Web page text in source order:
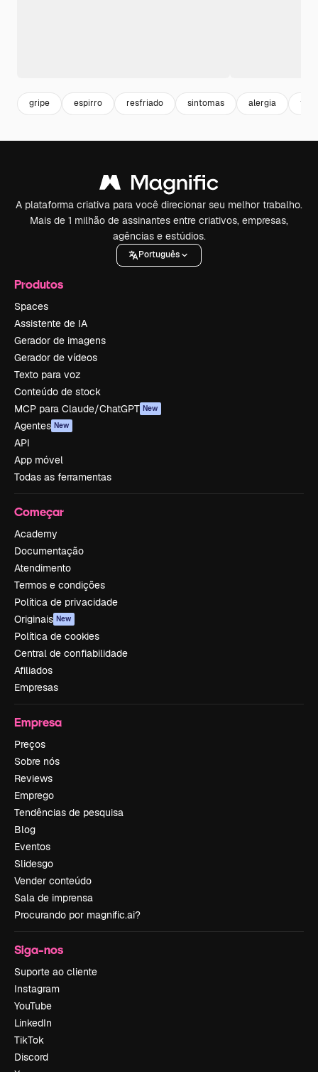
gripe espirro resfriado sintomas alergia
A plataforma criativa para você direcionar seu melhor trabalho.
Mais de 1 milhão de assinantes entre criativos, empresas,
agências e estúdios.
Português
Produtos
Spaces
Assistente de IA
Gerador de imagens
Gerador de vídeos
Texto para voz
Conteúdo de stock
MCP para Claude/ChatGPT New
Agentes New
API
App móvel
Todas as ferramentas
Começar
Academy
Documentação
Atendimento
Termos e condições
Política de privacidade
Originais New
Política de cookies
Central de confiabilidade
Afiliados
Empresas
Empresa
Preços
Sobre nós
Reviews
Emprego
Tendências de pesquisa
Blog
Eventos
Slidesgo
Vender conteúdo
Sala de imprensa
Procurando por magnific.ai?
Siga-nos
Suporte ao cliente
Instagram
YouTube
LinkedIn
TikTok
Discord